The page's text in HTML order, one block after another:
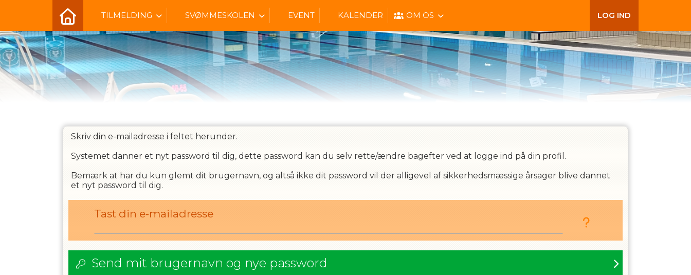
TILMELDING SVØMMESKOLEN EVENT KALENDER OM OS LOG IND
Skriv din e-mailadresse i feltet herunder.
Systemet danner et nyt password til dig, dette password kan du selv rette/ændre bagefter ved at logge ind på din profil.
Bemærk at har du kun glemt dit brugernavn, og altså ikke dit password vil der alligevel af sikkerhedsmæssige årsager blive dannet
et nyt password til dig.
Tast din e-mailadresse
Send mit brugernavn og nye password